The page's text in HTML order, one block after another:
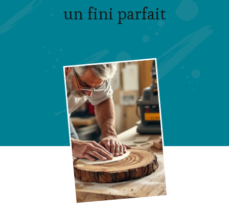
un fini parfait